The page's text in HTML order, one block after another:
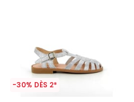
-30% DÈS 2*